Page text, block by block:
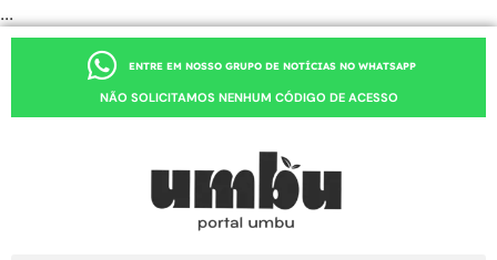
...
ENTRE EM NOSSO GRUPO DE NOTÍCIAS NO WHATSAPP
NÃO SOLICITAMOS NENHUM CÓDIGO DE ACESSO